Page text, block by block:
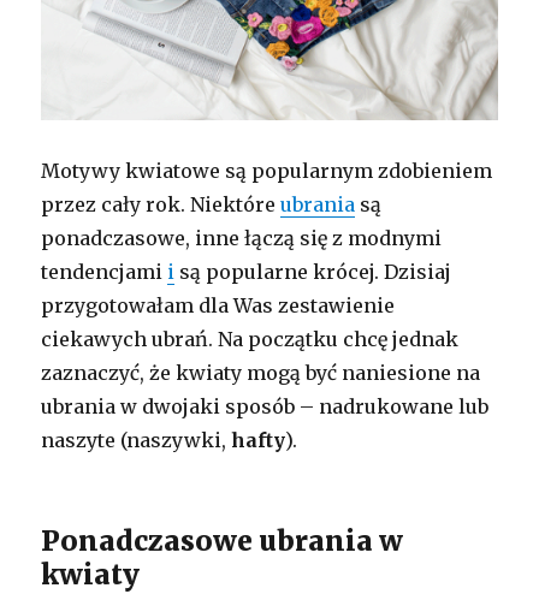
Motywy kwiatowe są popularnym zdobieniem
przez cały rok. Niektóreubrania są
ponadczasowe, inne łączą się z modnymi
tendencjami i są popularne krócej. Dzisiaj
przygotowałam dla Was zestawienie
ciekawych ubrań. Na początku chcę jednak
zaznaczyć, że kwiaty mogą być naniesione na
ubrania w dwojaki sposób – nadrukowane lub
naszyte (naszywki,hafty).
Ponadczasowe ubrania w
kwiaty